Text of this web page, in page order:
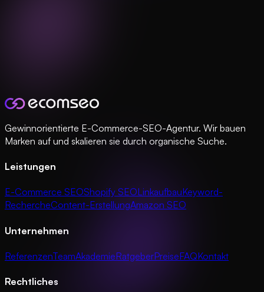
Gewinnorientierte E-Commerce-SEO-Agentur. Wir bauen
Marken auf und skalieren sie durch organische Suche.
Leistungen
E-Commerce SEOShopify SEOLinkaufbauKeyword-
RechercheContent-ErstellungAmazon SEO
Unternehmen
ReferenzenTeamAkademieRatgeberPreiseFAQKontakt
Rechtliches